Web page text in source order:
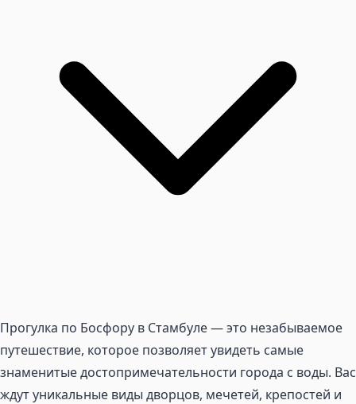
Прогулка по Босфору в Стамбуле — это незабываемое
путешествие, которое позволяет увидеть самые
знаменитые достопримечательности города с воды. Вас
ждут уникальные виды дворцов, мечетей, крепостей и